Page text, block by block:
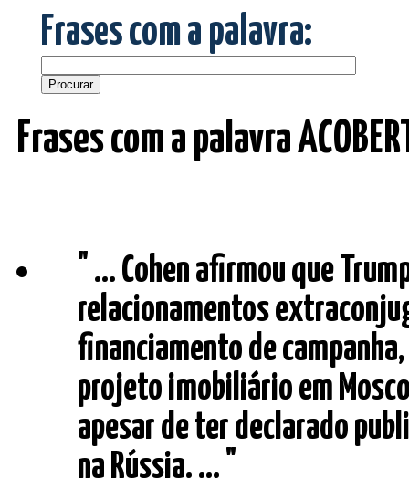
Frases com a palavra:
Frases com a palavra
" ... Cohen afirmou que
relacionamentos
financiamento de
projeto imobiliário em
apesar de ter declarado
na Rússia. ... "